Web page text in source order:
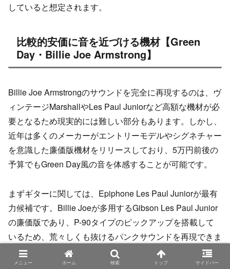
していると想定されます。
比較的安価に音を近づける機材【Green
Day・Billie Joe Armstrong】
Billie Joe Armstrongのサウンドを完全に再現するのは、ヴ
ィンテージMarshallやLes Paul Juniorなど高額な機材が必
要となるため現実的には難しい部分もあります。しかし、
近年は多くのメーカーがエントリーモデルやシグネチャー
を意識した廉価版機材をリリースしており、5万円前後の
予算でもGreen Day風の音を体感することが可能です。
まずギターに関しては、Epiphone Les Paul Juniorが最有
力候補です。Billie Joeが多用するGibson Les Paul Junior
の廉価版であり、P-90タイプのピックアップを搭載して
いるため、荒々しくも抜けるパンクサウンドを再現できま
す。アマチュアや初心者にも扱いやすく、アンプ直でも十
分に彼のサウンドを彷彿とさせる響きを得られます。
メニュー ホーム 検索 トップ サイドバー